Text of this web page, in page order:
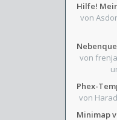
von Asdor
von
von